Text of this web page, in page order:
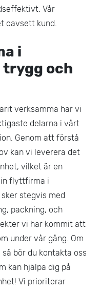
Vår
oavsett kund.
i
och
verksamma har vi
delarna i vårt
Genom att förstå
kan vi leverera det
vilket är en
flyttfirma i
stegvis med
packning, och
vi har kommit att
under vår gång. Om
bör du kontakta oss
kan hjälpa dig på
Vi prioriterar